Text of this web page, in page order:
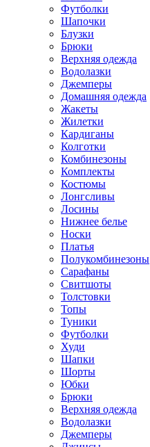
Футболки
Шапочки
Блузки
Брюки
Верхняя одежда
Водолазки
Джемперы
Домашняя одежда
Жакеты
Жилетки
Кардиганы
Колготки
Комбинезоны
Комплекты
Костюмы
Лонгсливы
Лосины
Нижнее белье
Носки
Платья
Полукомбинезоны
Сарафаны
Свитшоты
Толстовки
Топы
Туники
Футболки
Худи
Шапки
Шорты
Юбки
Брюки
Верхняя одежда
Водолазки
Джемперы